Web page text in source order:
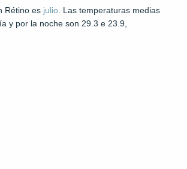
Rétino es julio. Las temperaturas medias
y por la noche son 29.3 e 23.9,